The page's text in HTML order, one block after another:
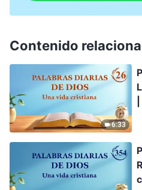
Contenido
6:33